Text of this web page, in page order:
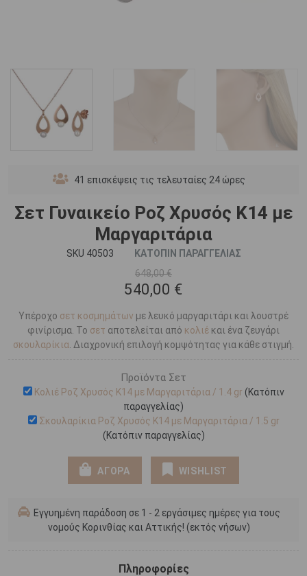
41 επισκέψεις τις τελευταίες 24 ώρες
Σετ Γυναικείο Ροζ Χρυσός Κ14 με
Μαργαριτάρια
SKU 40503
ΚΑΤΟΠΙΝ ΠΑΡΑΓΓΕΛΙΑΣ
648,00 €
540,00 €
Υπέροχο σετ κοσμημάτων με λευκό μαργαριτάρι και λουστρέ
φινίρισμα. Το σετ αποτελείται από κολιέ και ένα ζευγάρι
σκουλαρίκια . Διαχρονική επιλογή κομψότητας για κάθε στιγμή.
Προϊόντα Σετ
Κολιέ Ροζ Χρυσός Κ14 με Μαργαριτάρια / 1.4 gr (Κατόπιν
παραγγελίας)
Σκουλαρίκια Ροζ Χρυσός Κ14 με Μαργαριτάρια / 1.5 gr
(Κατόπιν παραγγελίας)
ΑΓΟΡΑ WISHLIST
Εγγυημένη παράδοση σε 1 - 2 εργάσιμες ημέρες για τους
νομούς Κορινθίας και Αττικής! (εκτός νήσων)
Πληροφορίες